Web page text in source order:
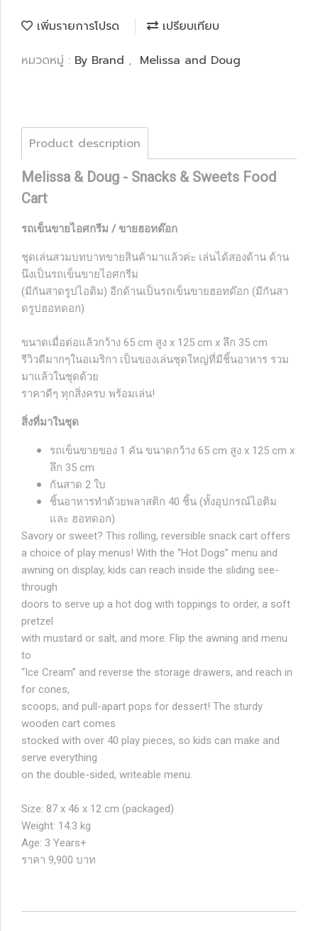
เพิ่มรายการโปรด
เปรียบเทียบ
หมวดหมู่ : By Brand , Melissa and Doug
Product description
Melissa & Doug - Snacks & Sweets Food
Cart
รถเข็นขายไอศกรีม / ขายฮอทด๊อก
ชุดเล่นสวมบทบาทขายสินค้ามาแล้วค่ะ เล่นได้สองด้าน ด้าน
นึงเป็นรถเข็นขายไอศกรีม
(มีกันสาดรูปไอติม) อีกด้านเป็นรถเข็นขายฮอทด๊อก (มีกันสา
ดรูปฮอทดอก)
ขนาดเมื่อต่อแล้วกว้าง 65 cm สูง x 125 cm x ลึก 35 cm
รีวิวดีมากๆในอเมริกา เป็นของเล่นชุดใหญ่ที่มีชิ้นอาหาร รวม
มาแล้วในชุดด้วย
ราคาดีๆ ทุกสิ่งครบ พร้อมเล่น!
สิ่งที่มาในชุด
รถเข็นขายของ 1 คัน ขนาดกว้าง 65 cm สูง x 125 cm x
ลึก 35 cm
กันสาด 2 ใบ
ชิ้นอาหารทำด้วยพลาสติก 40 ชิ้น (ทั้งอุปกรณ์ไอติม
และ ฮอทดอก)
Savory or sweet? This rolling, reversible snack cart offers
a choice of play menus! With the “Hot Dogs” menu and
awning on display, kids can reach inside the sliding see-
through
doors to serve up a hot dog with toppings to order, a soft
pretzel
with mustard or salt, and more. Flip the awning and menu
to
“Ice Cream” and reverse the storage drawers, and reach in
for cones,
scoops, and pull-apart pops for dessert! The sturdy
wooden cart comes
stocked with over 40 play pieces, so kids can make and
serve everything
on the double-sided, writeable menu.
Size: 87 x 46 x 12 cm (packaged)
Weight: 14.3 kg
Age: 3 Years+
ราคา 9,900 บาท